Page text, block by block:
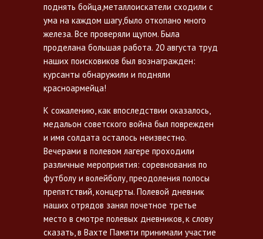
поднять бойца,металлоискатели сходили с
ума на каждом шагу,было откопано много
железа. Все проверяли щупом. Была
проделана большая работа. 20 августа труд
наших поисковиков был вознагражден:
курсанты обнаружили и подняли
красноармейца!
К сожалению, как впоследствии оказалось,
медальон советского война был поврежден
и имя солдата осталось неизвестно.
Вечерами в полевом лагере проходили
различные мероприятия: соревнования по
футболу и волейболу, преодоления полосы
препятствий, концерты. Полевой дневник
наших отрядов занял почетное третье
место в смотре полевых дневников, к слову
сказать, в Вахте Памяти принимали участие